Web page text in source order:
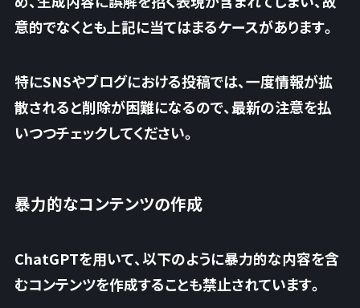
意的でなくとも上記に当てはまるケースがあります。
特にSNSやブログにおける投稿では、一度情報が拡
散されると削除が困難になるので、最新の注意を払
いつつチェックしてください。
暴力的なコンテンツの作成
ChatGPTを用いて、以下のように暴力的な内容を含
むコンテンツを作成することも禁止されています。